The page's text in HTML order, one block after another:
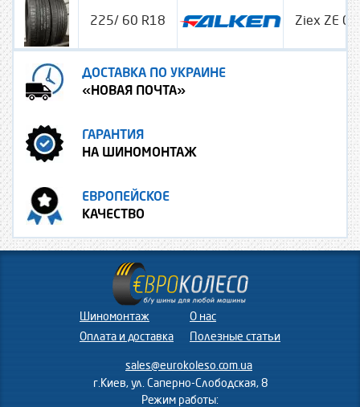
225/ 60 R18 Ziex ZE
ДОСТАВКА ПО УКРАИНЕ
«НОВАЯ ПОЧТА»
ГАРАНТИЯ
НА ШИНОМОНТАЖ
ЕВРОПЕЙСКОЕ
КАЧЕСТВО
Шиномонтаж
Оплата и доставка
О нас
Полезные статьи
sales@eurokoleso.com.ua
г.Киев, ул. Саперно-Слободская, 8
Режим работы: